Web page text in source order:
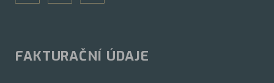
FAKTURAČNÍ ÚDAJE